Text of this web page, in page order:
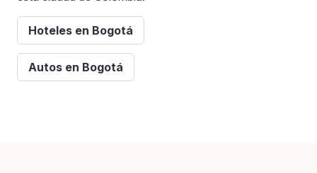
Hoteles en Bogotá
Autos en Bogotá